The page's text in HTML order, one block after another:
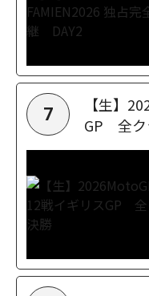
7
【生】
GP 全ク